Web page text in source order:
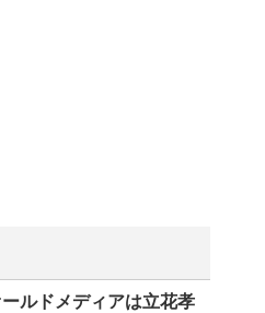
ルドメディアは立花孝